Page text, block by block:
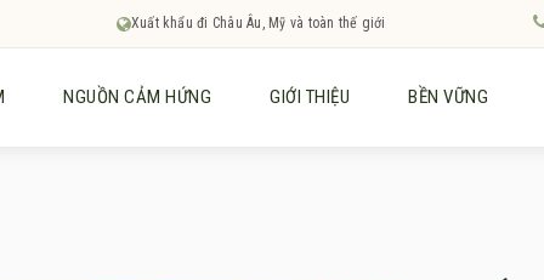
Xuất khẩu đi Châu Âu, Mỹ và toàn thế giới
NGUỒN CẢM HỨNG GIỚI THIỆU BỀN VỮNG